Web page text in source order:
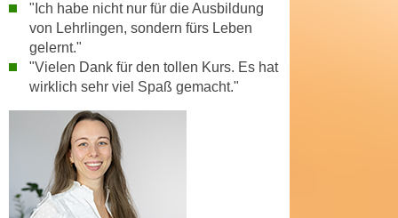
"Ich habe nicht nur für die Ausbildung
von Lehrlingen, sondern fürs Leben
gelernt."
"Vielen Dank für den tollen Kurs. Es hat
wirklich sehr viel Spaß gemacht."
ü
z